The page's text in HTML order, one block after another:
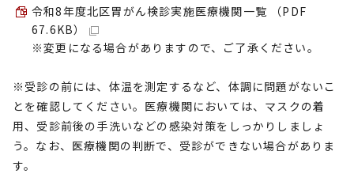
令和8年度北区胃がん検診実施医療機関一覧 （PDF
67.6KB）
※変更になる場合がありますので、ご了承ください。
※受診の前には、体温を測定するなど、体調に問題がないこ
とを確認してください。医療機関においては、マスクの着
用、受診前後の手洗いなどの感染対策をしっかりしましょ
う。なお、医療機関の判断で、受診ができない場合がありま
す。